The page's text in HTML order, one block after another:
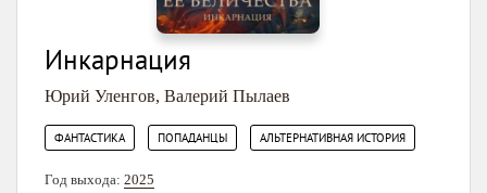
Инкарнация
Юрий Уленгов, Валерий Пылаев
ФАНТАСТИКА ПОПАДАНЦЫ АЛЬТЕРНАТИВНАЯ ИСТОРИЯ
Год выхода: 2025